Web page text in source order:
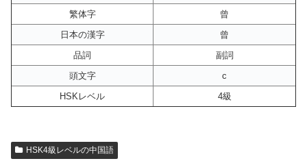
繁体字
曾
日本の漢字
曾
品詞
副詞
頭文字
c
HSKレベル
4級
HSK4級レベルの中国語